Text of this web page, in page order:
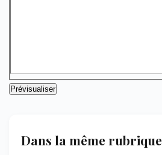
Dans la même rubrique